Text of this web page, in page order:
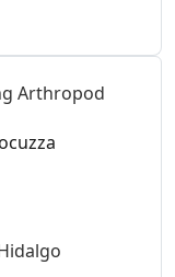
Arthropod